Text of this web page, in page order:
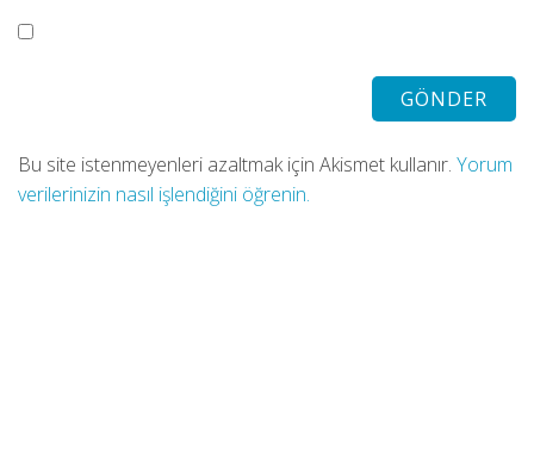
Bu site istenmeyenleri azaltmak için Akismet kullanır. Yorum
verilerinizin nasıl işlendiğini öğrenin.